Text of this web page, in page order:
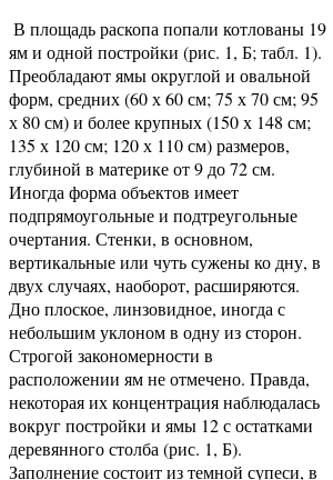
В площадь раскопа попали котлованы 19
ям и одной постройки (рис. 1, Б; табл. 1).
Преобладают ямы округлой и овальной
форм, средних (60 х 60 см; 75 х 70 см; 95
х 80 см) и более крупных (150 х 148 см;
135 х 120 см; 120 х 110 см) размеров,
глубиной в материке от 9 до 72 см.
Иногда форма объектов имеет
подпрямоугольные и подтреугольные
очертания. Стенки, в основном,
вертикальные или чуть сужены ко дну, в
двух случаях, наоборот, расширяются.
Дно плоское, линзовидное, иногда с
небольшим уклоном в одну из сторон.
Строгой закономерности в
расположении ям не отмечено. Правда,
некоторая их концентрация наблюдалась
вокруг постройки и ямы 12 с остатками
деревянного столба (рис. 1, Б).
Заполнение состоит из темной супеси, в